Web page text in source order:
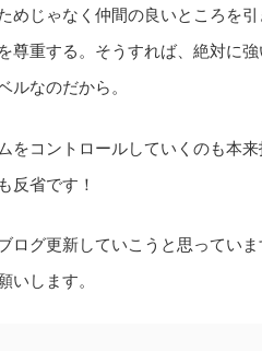
めじゃなく仲間の良いところを
尊重する。そうすれば、絶対に
ルなのだから。
をコントロールしていくのも本
反省です！
ログ更新していこうと思ってい
いします。